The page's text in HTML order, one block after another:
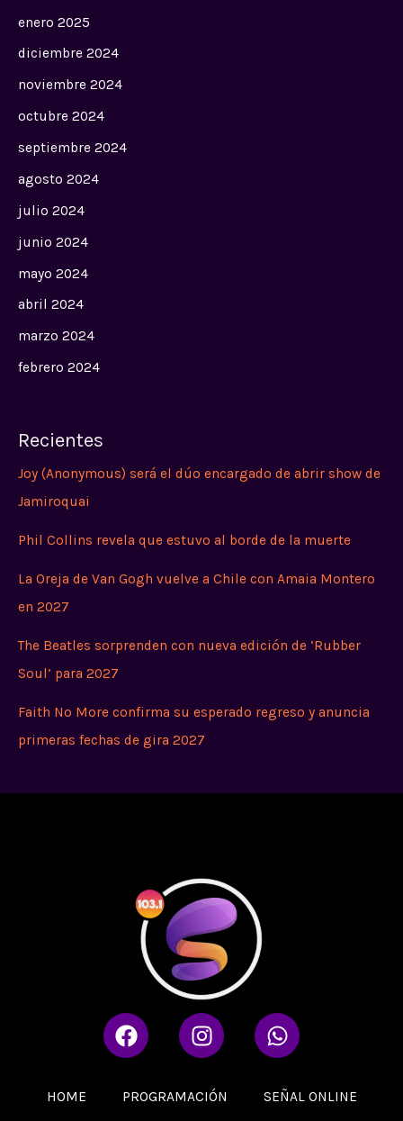
enero 2025
diciembre 2024
noviembre 2024
octubre 2024
septiembre 2024
agosto 2024
julio 2024
junio 2024
mayo 2024
abril 2024
marzo 2024
febrero 2024
Recientes
Joy (Anonymous) será el dúo encargado de abrir show de
Jamiroquai
Phil Collins revela que estuvo al borde de la muerte
La Oreja de Van Gogh vuelve a Chile con Amaia Montero
en 2027
The Beatles sorprenden con nueva edición de ‘Rubber
Soul’ para 2027
Faith No More confirma su esperado regreso y anuncia
primeras fechas de gira 2027
F
a
e
I
n
t
W
h
t
HOME PROGRAMACIÓN SEÑAL ONLINE